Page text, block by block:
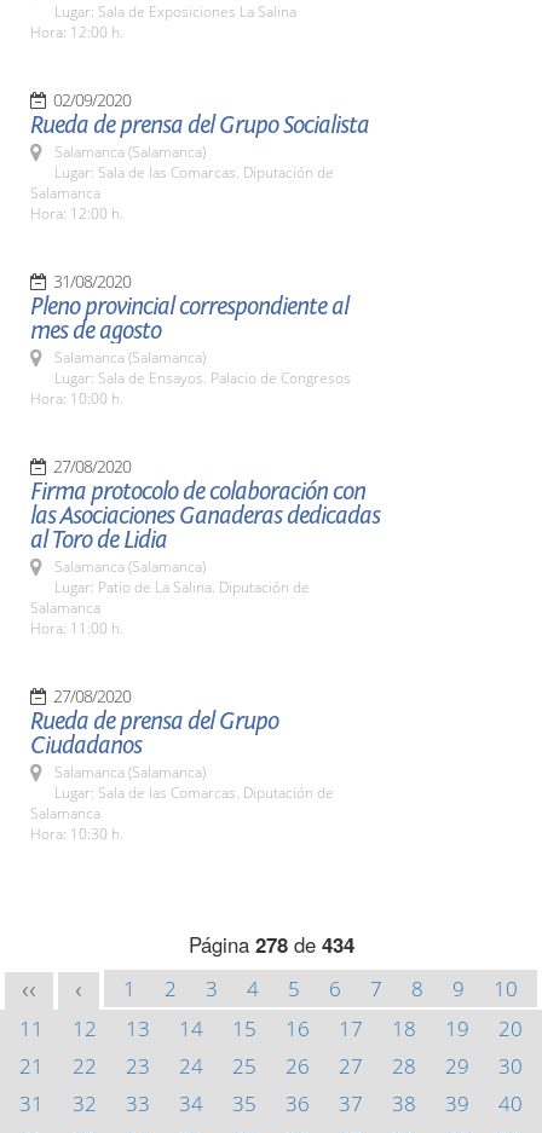
Lugar: Sala de Exposiciones La Salina
Hora: 12:00 h.
02/09/2020
Rueda de prensa del Grupo Socialista
Salamanca (Salamanca)
Lugar: Sala de las Comarcas. Diputación de
Salamanca
Hora: 12:00 h.
31/08/2020
Pleno provincial correspondiente al
mes de agosto
Salamanca (Salamanca)
Lugar: Sala de Ensayos. Palacio de Congresos
Hora: 10:00 h.
27/08/2020
Firma protocolo de colaboración con
las Asociaciones Ganaderas dedicadas
al Toro de Lidia
Salamanca (Salamanca)
Lugar: Patio de La Salina. Diputación de
Salamanca
Hora: 11:00 h.
27/08/2020
Rueda de prensa del Grupo
Ciudadanos
Salamanca (Salamanca)
Lugar: Sala de las Comarcas. Diputación de
Salamanca
Hora: 10:30 h.
Página 278de 434
<< < 1 2 3 4 5 6 7 8 9
10
11
12 13 14 15 16 17 18 19
20
21
22 23 24 25 26 27 28 29
30
31
32 33 34 35 36 37 38 39
40